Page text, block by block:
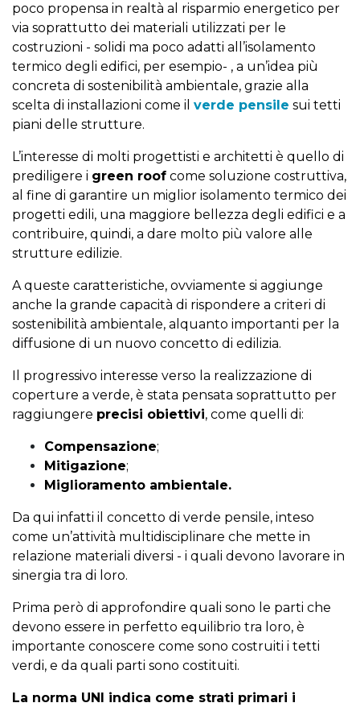
poco propensa in realtà al risparmio energetico per
via soprattutto dei materiali utilizzati per le
costruzioni - solidi ma poco adatti all’isolamento
termico degli edifici, per esempio- , a un’idea più
concreta di sostenibilità ambientale, grazie alla
scelta di installazioni come il verde pensile sui tetti
piani delle strutture.
L’interesse di molti progettisti e architetti è quello di
prediligere i green roof come soluzione costruttiva,
al fine di garantire un miglior isolamento termico dei
progetti edili, una maggiore bellezza degli edifici e a
contribuire, quindi, a dare molto più valore alle
strutture edilizie.
A queste caratteristiche, ovviamente si aggiunge
anche la grande capacità di rispondere a criteri di
sostenibilità ambientale, alquanto importanti per la
diffusione di un nuovo concetto di edilizia.
Il progressivo interesse verso la realizzazione di
coperture a verde, è stata pensata soprattutto per
raggiungere precisi obiettivi, come quelli di:
Compensazione;
Mitigazione;
Miglioramento ambientale.
Da qui infatti il concetto di verde pensile, inteso
come un’attività multidisciplinare che mette in
relazione materiali diversi - i quali devono lavorare in
sinergia tra di loro.
Prima però di approfondire quali sono le parti che
devono essere in perfetto equilibrio tra loro, è
importante conoscere come sono costruiti i tetti
verdi, e da quali parti sono costituiti.
La norma UNI indica come strati primari i